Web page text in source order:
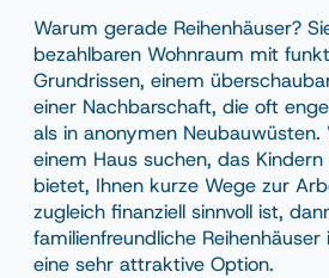
Warum gerade Reihenhäuser?
bezahlbaren Wohnraum mit
Grundrissen, einem
einer Nachbarschaft, die oft
als in anonymen Neubauwüsten.
einem Haus suchen, das
bietet, Ihnen kurze Wege zur
zugleich finanziell sinnvoll ist,
familienfreundliche
eine sehr attraktive Option.